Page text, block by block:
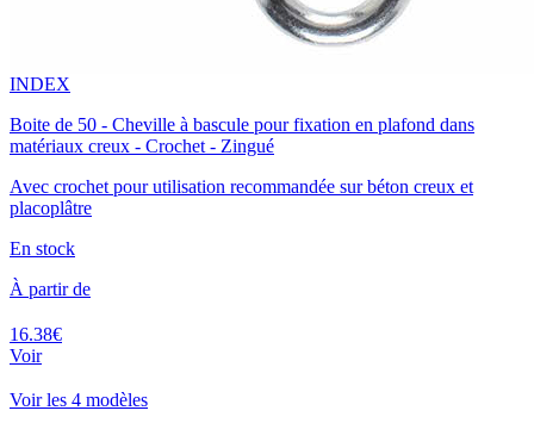
INDEX
Boite de 50 - Cheville à bascule pour fixation en plafond dans
matériaux creux - Crochet - Zingué
Avec crochet pour utilisation recommandée sur béton creux et
placoplâtre
En stock
À partir de
16.38€
Voir
Voir les 4 modèles